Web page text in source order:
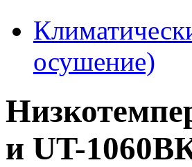
осушение)
и UT-